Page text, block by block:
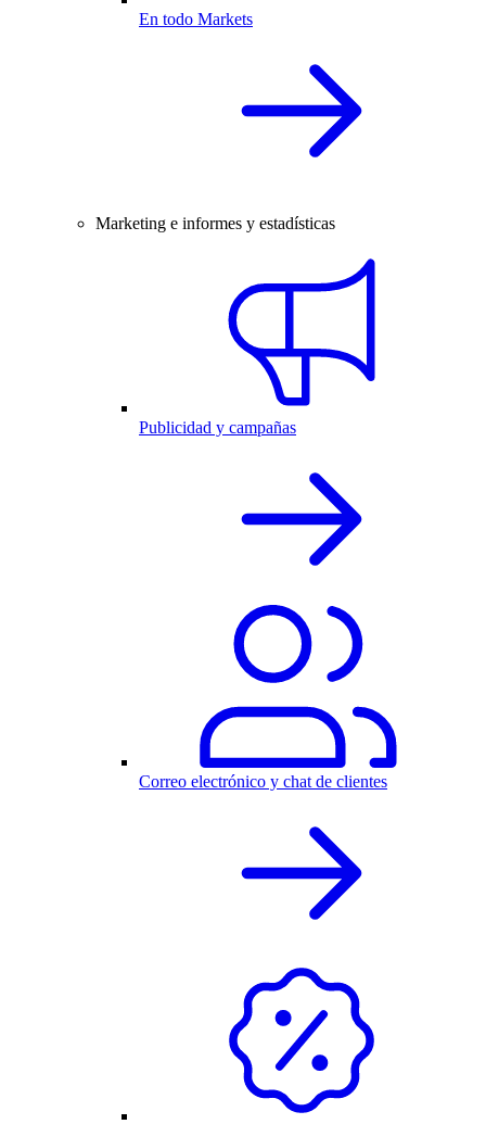
En todo Markets
Marketing e informes y estadísticas
Publicidad y campañas
Correo electrónico y chat de clientes